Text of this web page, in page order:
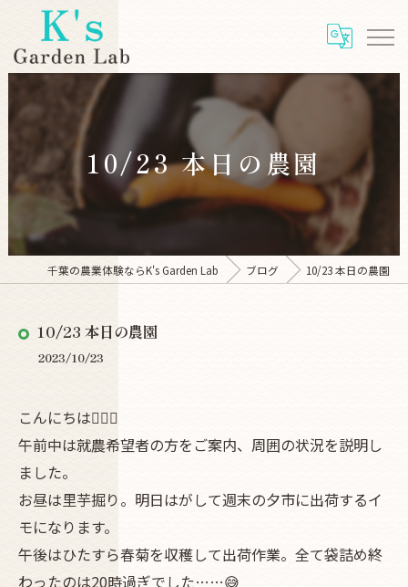
10/23 本日の農園
千葉の農業体験ならK's Garden Lab ブログ 10/23 本日の農園
10/23 本日の農園
2023/10/23
こんにちは🧔🏽‍♀️
午前中は就農希望者の方をご案内、周囲の状況を説明し
ました。
お昼は里芋掘り。明日はがして週末の夕市に出荷するイ
モになります。
午後はひたすら春菊を収穫して出荷作業。全て袋詰め終
わったのは20時過ぎでした……😅